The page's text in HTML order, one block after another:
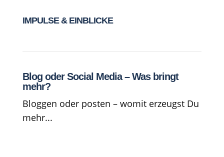
IMPULSE & EINBLICKE
Blog oder Social Media – Was bringt
mehr?
Bloggen oder posten – womit erzeugst Du
mehr...